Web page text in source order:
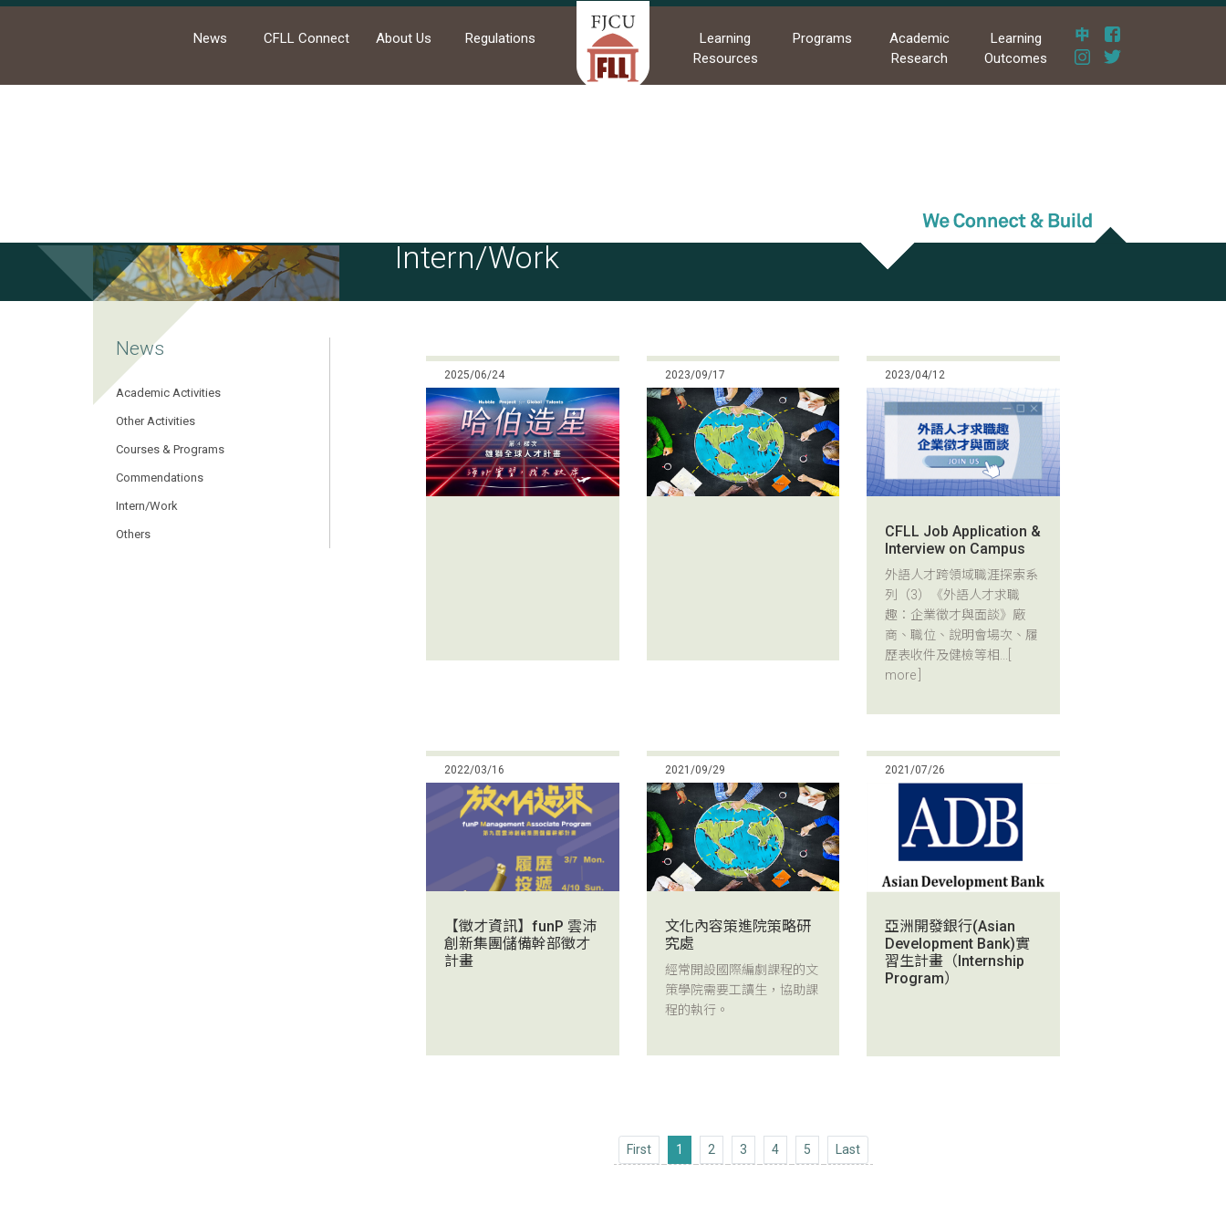
News CFLL Connect About Us Regulations
Learning
Resources
Programs
Academic
Research
Learning
Outcomes
Intern/Work
News
Academic Activities
Other Activities
Courses & Programs
Commendations
Intern/Work
Others
2025/06/24 2023/09/17 2023/04/12
CFLL Job Application &
Interview on Campus
外語人才跨領域職涯探索系
列（3）《外語人才求職
趣：企業徵才與面談》廠
商、職位、說明會場次、履
歷表收件及健檢等相...
more ]
2022/03/16
【徵才資訊】funP 雲沛
創新集團儲備幹部徵才
計畫
2021/09/29
文化內容策進院策略研
究處
經常開設國際編劇課程的文
策學院需要工讀生，協助課
程的執行。
2021/07/26
亞洲開發銀行(Asian
Development Bank)實
習生計畫（Internship
Program）
FirstFirst 1 2 3 4 5 LastLast